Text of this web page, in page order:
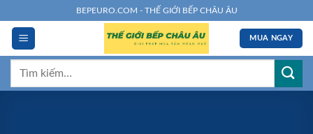
đến
dung
BEPEURO.COM - THẾ GIỚI BẾP CHÂU ÂU
MUA NGAY
Tìm